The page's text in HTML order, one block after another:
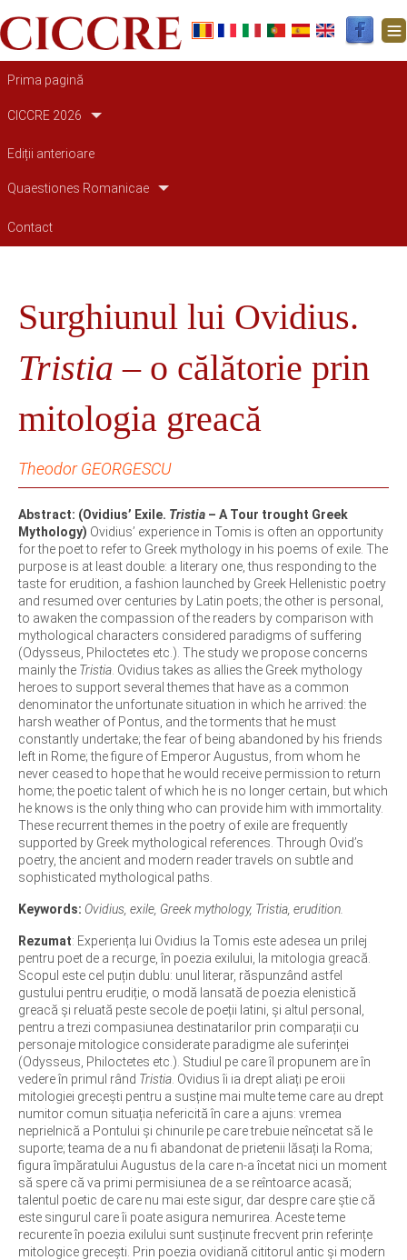
Main navigation
Prima pagină
CICCRE 2026
Ediții anterioare
Quaestiones Romanicae
Contact
Surghiunul lui Ovidius.
Tristia – o călătorie prin
mitologia greacă
Theodor GEORGESCU
Abstract: (Ovidius’ Exile. Tristia – A Tour trought Greek
Mythology) Ovidius’ experience in Tomis is often an opportunity
for the poet to refer to Greek mythology in his poems of exile. The
purpose is at least double: a literary one, thus responding to the
taste for erudition, a fashion launched by Greek Hellenistic poetry
and resumed over centuries by Latin poets; the other is personal,
to awaken the compassion of the readers by comparison with
mythological characters considered paradigms of suffering
(Odysseus, Philoctetes etc.). The study we propose concerns
mainly the Tristia . Ovidius takes as allies the Greek mythology
heroes to support several themes that have as a common
denominator the unfortunate situation in which he arrived: the
harsh weather of Pontus, and the torments that he must
constantly undertake; the fear of being abandoned by his friends
left in Rome; the figure of Emperor Augustus, from whom he
never ceased to hope that he would receive permission to return
home; the poetic talent of which he is no longer certain, but which
he knows is the only thing who can provide him with immortality.
These recurrent themes in the poetry of exile are frequently
supported by Greek mythological references. Through Ovid’s
poetry, the ancient and modern reader travels on subtle and
sophisticated mythological paths.
Keywords: Ovidius, exile, Greek mythology, Tristia, erudition.
Rezumat: Experiența lui Ovidius la Tomis este adesea un prilej
pentru poet de a recurge, în poezia exilului, la mitologia greacă.
Scopul este cel puțin dublu: unul literar, răspunzând astfel
gustului pentru erudiție, o modă lansată de poezia elenistică
greacă și reluată peste secole de poeții latini, și altul personal,
pentru a trezi compasiunea destinatarilor prin comparații cu
personaje mitologice considerate paradigme ale suferinței
(Odysseus, Philoctetes etc.). Studiul pe care îl propunem are în
vedere în primul rând Tristia . Ovidius îi ia drept aliați pe eroii
mitologiei grecești pentru a susține mai multe teme care au drept
numitor comun situația nefericită în care a ajuns: vremea
neprielnică a Pontului și chinurile pe care trebuie neîncetat să le
suporte; teama de a nu fi abandonat de prietenii lăsați la Roma;
figura împăratului Augustus de la care n-a încetat nici un moment
să spere că va primi permisiunea de a se reîntoarce acasă;
talentul poetic de care nu mai este sigur, dar despre care știe că
este singurul care îi poate asigura nemurirea. Aceste teme
recurente în poezia exilului sunt susținute frecvent prin referințe
mitologice grecești. Prin poezia ovidiană cititorul antic și modern